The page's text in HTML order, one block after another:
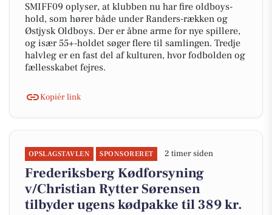
SMIFF09 oplyser, at klubben nu har fire oldboys-
hold, som hører både under Randers-rækken og
Østjysk Oldboys. Der er åbne arme for nye spillere,
og især 55+-holdet søger flere til samlingen. Tredje
halvleg er en fast del af kulturen, hvor fodbolden og
fællesskabet fejres.
Kopiér link
OPSLAGSTAVLEN SPONSORERET 2 timer siden
Frederiksberg Kødforsyning
v/Christian Rytter Sørensen
tilbyder ugens kødpakke til 389 kr.